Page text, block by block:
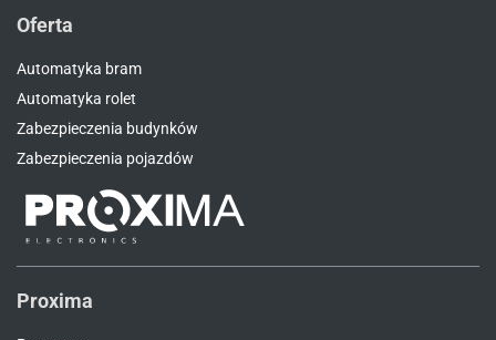
Oferta
Automatyka bram
Automatyka rolet
Zabezpieczenia budynków
Zabezpieczenia pojazdów
Proxima